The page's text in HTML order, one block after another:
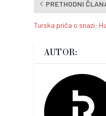
PRETHODNI
Turska priča o snazi:
AUTOR: